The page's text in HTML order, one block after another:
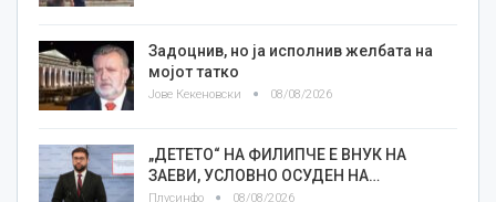
Задоцнив, но ја исполнив желбата на
мојот татко
Јове Кекеновски 08/08/2026
„ДЕТЕТО“ НА ФИЛИПЧЕ Е ВНУК НА
ЗАЕВИ, УСЛОВНО ОСУДЕН НА…
Плусинфо 08/08/2026